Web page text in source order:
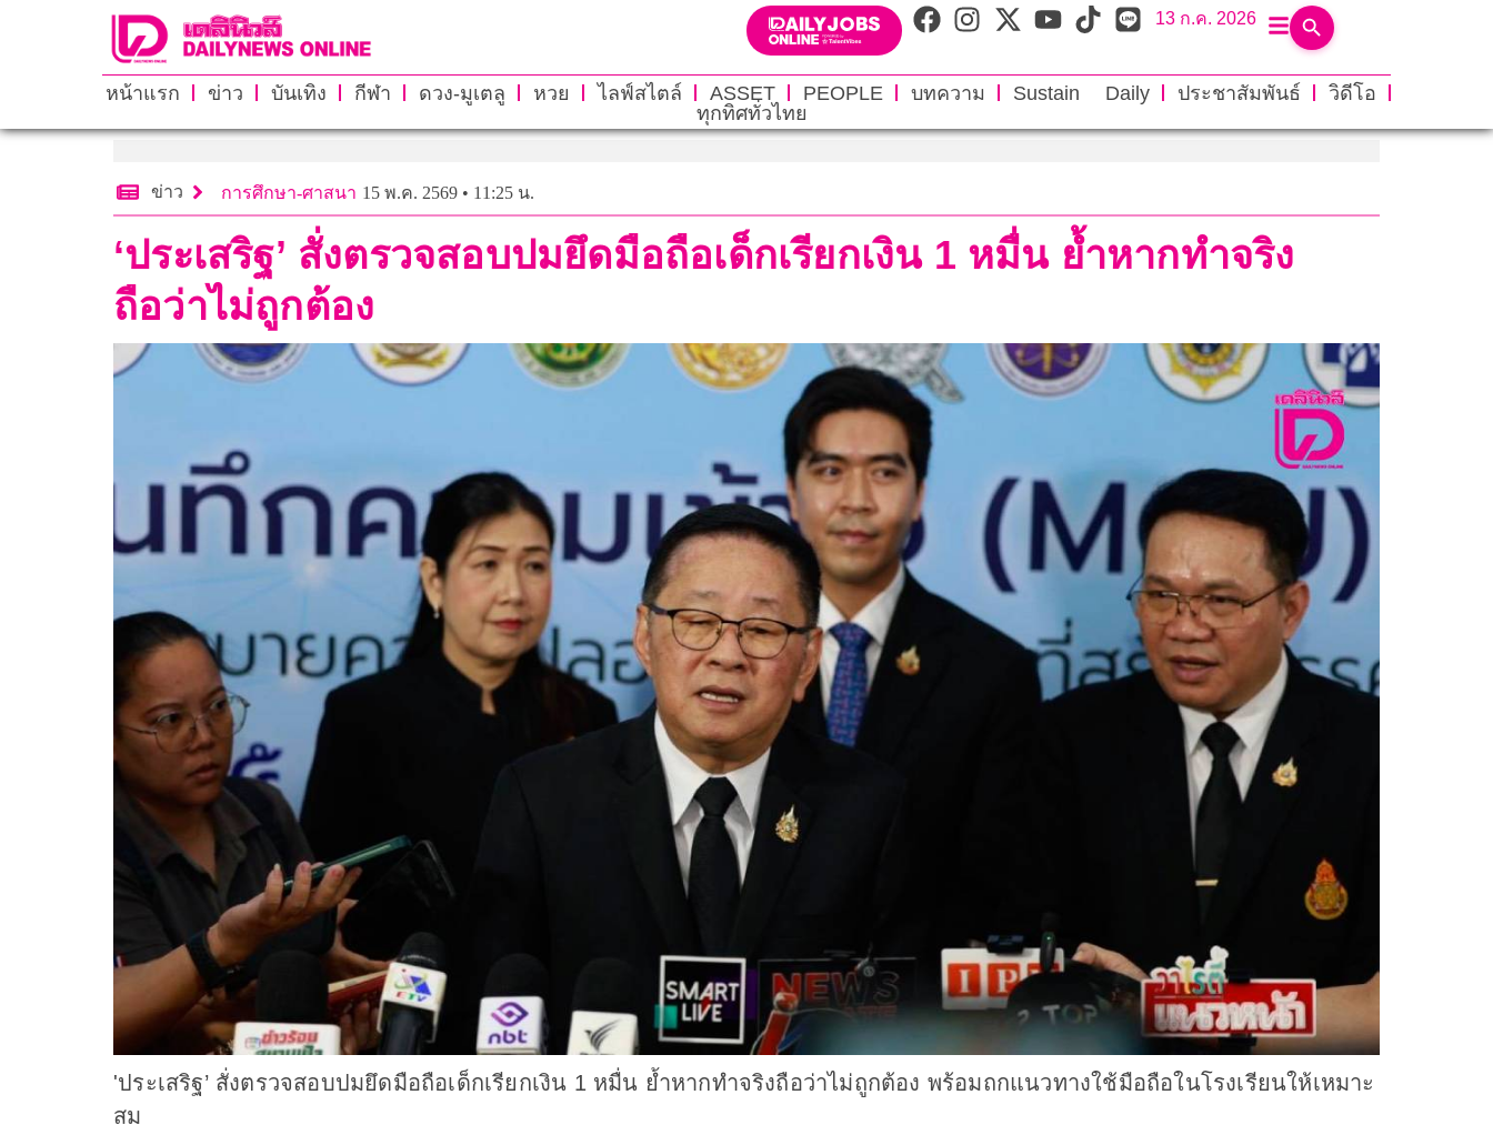
13 ก.ค. 2026
หน้าแรก ข่าว บันเทิง กีฬา ดวง-มูเตลู หวย ไลฟ์สไตล์ ASSET PEOPLE บทความ Sustain Daily ประชาสัมพันธ์
วิดีโอ
ทุกทิศทั่วไทย
ข่าว การศึกษา-ศาสนา 15 พ.ค. 2569 • 11:25 น.
‘ประเสริฐ’ สั่งตรวจสอบปมยึดมือถือเด็กเรียกเงิน 1 หมื่น ย้ำหากทำจริง
ถือว่าไม่ถูกต้อง
'ประเสริฐ’ สั่งตรวจสอบปมยึดมือถือเด็กเรียกเงิน 1 หมื่น ย้ำหากทำจริงถือว่าไม่ถูกต้อง พร้อมถกแนวทางใช้มือถือในโรงเรียนให้เหมาะ
สม